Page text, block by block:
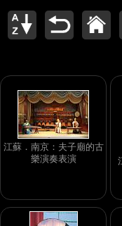
江蘇．南京：夫子廟的古
樂演奏表演